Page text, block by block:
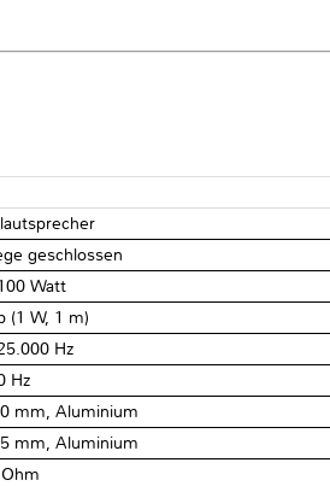
geschlossen
Watt
(1 W, 1 m)
Hz
Hz
mm, Aluminium
mm, Aluminium